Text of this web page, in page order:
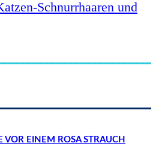
Schnurrhaaren und